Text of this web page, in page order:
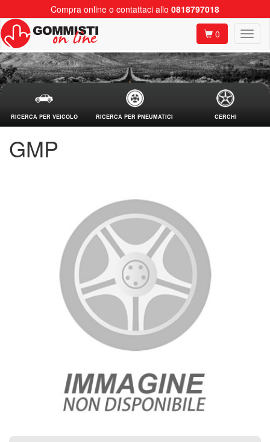
Compra online o contattaci allo 0818797018
0
RICERCA PER VEICOLO RICERCA PER PNEUMATICI CERCHI
GMP